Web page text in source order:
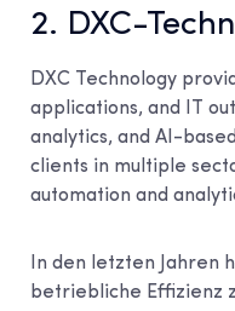
2. DXC-
DXC Technology
applications, and IT
analytics, and AI-
clients in multiple
automation and
In den letzten Jahren
betriebliche Effizienz